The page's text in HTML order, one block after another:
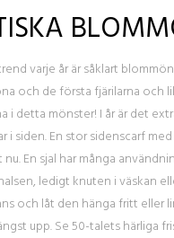
varje år är såklart
och de första fjärilarna och
i detta mönster! I år är det
i siden. En stor sidenscarf
En sjal har många
ledigt knuten i väskan
och låt den hänga fritt eller
upp. Se 50-talets härliga